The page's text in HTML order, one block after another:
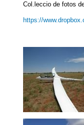
Col.leccio de fotos
https://